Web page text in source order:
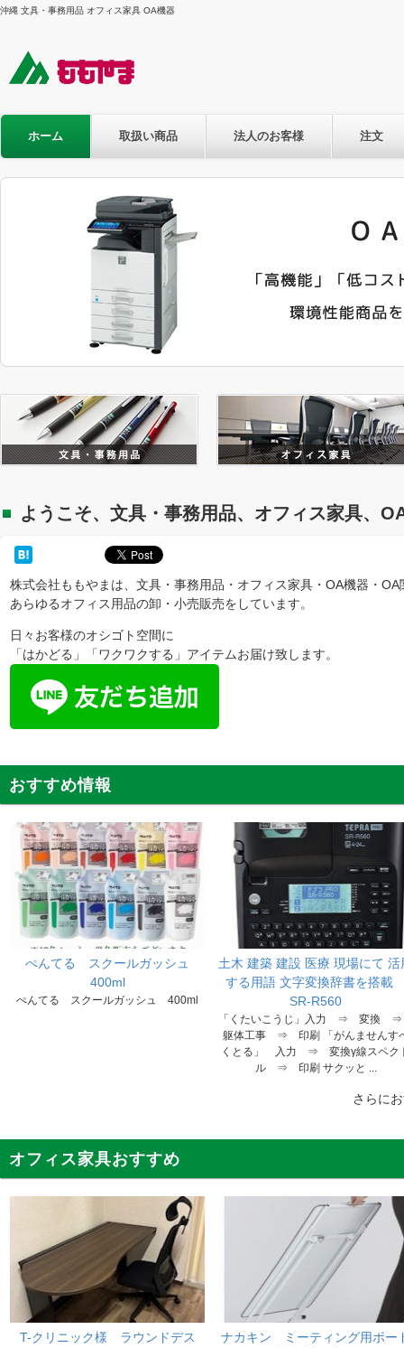
沖縄 文具・事務用品 オフィス家具 OA機器
ホーム 取扱い商品 法人のお客様 注文
ようこそ、文具・事務用品、オフィス家具、
株式会社ももやまは、文具・事務用品・オフィス家具・OA機器・OA
あらゆるオフィス用品の卸・小売販売をしています。
日々お客様のオシゴト空間に
「はかどる」「ワクワクする」アイテムお届け致します。
おすすめ情報
ぺんてる スクールガッシュ
400ml
ぺんてる スクールガッシュ 400ml
土木 建築 建設 医療 現場にて 活
する用語 文字変換辞書を搭
SR-R560
「くたいこうじ」入力 ⇒ 変換
躯体工事 ⇒ 印刷 「がんませんす
くとる」 入力 ⇒ 変換γ線スペク
ル ⇒ 印刷 サクッと ...
さらに
オフィス家具おすすめ
T-クリニック様 ラウンドデス
ナカキン ミーティング用ボー